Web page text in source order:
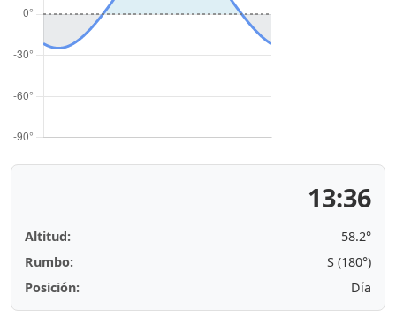
13:36
Altitud:
58.2°
Rumbo:
S (180°)
Posición:
Día